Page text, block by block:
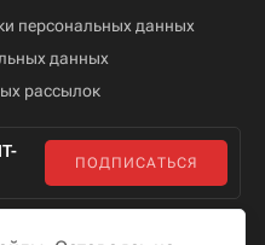
персональных данных
данных
рассылок
ПОДПИСАТЬСЯ